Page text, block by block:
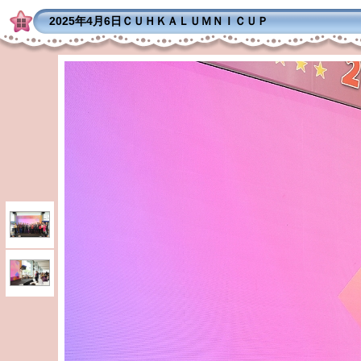
2025年4月6日ＣＵＨＫＡＬＵＭＮＩＣＵＰ